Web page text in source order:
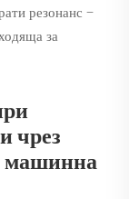
резонанс —
за
чрез
машинна